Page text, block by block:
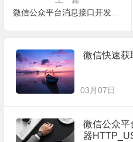
微信公众平台消息接口开发之微信浏览器HTTP_USER_AGENT判断
微信快速获
03月07日
微信公众平
器